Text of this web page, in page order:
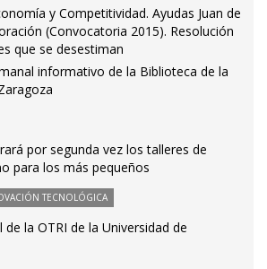
y Competitividad. Ayudas Juan de
(Convocatoria 2015). Resolución
que se desestiman
informativo de la Biblioteca de la
por segunda vez los talleres de
para los más pequeños
TECNOLÓGICA
la OTRI de la Universidad de